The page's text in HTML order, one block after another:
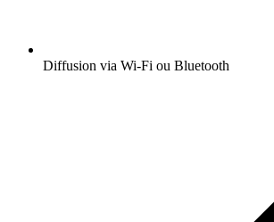
Diffusion via Wi-Fi ou Bluetooth